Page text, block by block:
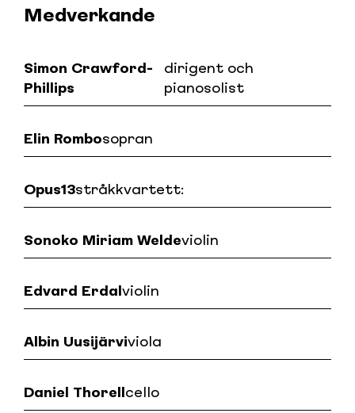
Medverkande
Simon Crawford-
Phillips
dirigent och
pianosolist
Elin Rombosopran
Opus13stråkkvartett:
Sonoko Miriam Weldeviolin
Edvard Erdal violin
Albin Uusijärviviola
Daniel Thorell cello